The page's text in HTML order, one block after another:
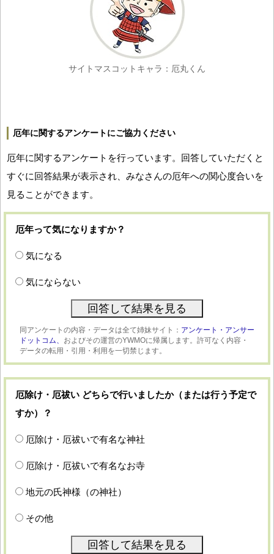
サイトマスコットキャラ：厄丸くん
厄年に関するアンケートにご協力ください
厄年に関するアンケートを行っています。回答していただくと
すぐに回答結果が表示され、みなさんの厄年への関心度合いを
見ることができます。
厄年って気になりますか？
気になる
気にならない
同アンケートの内容・データは全て姉妹サイト： アンケート・アンサー
ドットコム、 およびその運営のYWMOに帰属します。許可なく内容・
データの転用・引用・利用を一切禁じます。
厄除け・厄祓い どちらで行いましたか（または行う予定で
すか）？
厄除け・厄祓いで有名な神社
厄除け・厄祓いで有名なお寺
地元の氏神様（の神社）
その他